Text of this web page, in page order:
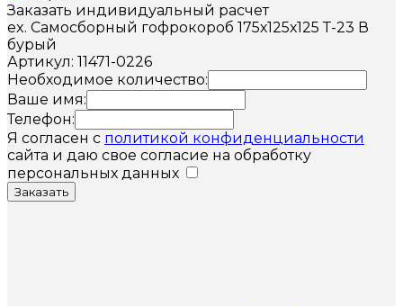
Заказать индивидуальный расчет
ex. Самосборный гофрокороб 175х125х125 Т-23 В
бурый
Артикул: 11471-0226
Необходимое количество:
Ваше имя:
Телефон:
Я согласен с политикой конфиденциальности
сайта и даю свое согласие на обработку
персональных данных
Заказать